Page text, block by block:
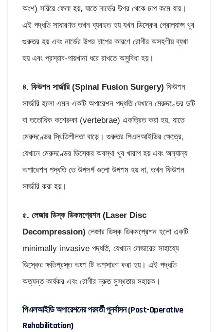
অংশ) সরিয়ে ফেলা হয়, যাতে নার্ভের উপর থেকে চাপ কমে যায়।
এই পদ্ধতি সাধারণত তখন ব্যবহৃত হয় যখন ডিস্কের প্রোল্যাপ্স খুব
গুরুতর হয় এবং নার্ভের উপর চাপের কারণে রোগীর অসহণীয় ব্যথা
হয় এবং প্রস্রাব-পায়খানা ধরে রাখতে অসুবিধা হয়।
৪. ফিউশন সার্জারি (Spinal Fusion Surgery) ফিউশন
সার্জারি হলো এমন একটি অপারেশন পদ্ধতি যেখানে মেরুদণ্ডের দুটি
বা ততোধিক কশেরুকা (vertebrae) একত্রিত করা হয়, যাতে
মেরুদণ্ডের স্থিতিশীলতা বাড়ে। গুরুতর পিএলআইডির ক্ষেত্রে,
যেখানে মেরুদণ্ডের ডিস্কের অবস্থা খুব খারাপ হয় এবং অন্যান্য
অপারেশন পদ্ধতি তে উপসর্গ গুলো উপশম হয় না, তখন ফিউশন
সার্জারি করা হয়।
৫. লেজার ডিস্ক ডিকমপ্রেশন (Laser Disc
Decompression) লেজার ডিস্ক ডিকমপ্রেশন হলো একটি
minimally invasive পদ্ধতি, যেখানে লেজারের সাহায্যে
ডিস্কের ক্ষতিগ্রস্ত অংশ টি অপসারণ করা হয়। এই পদ্ধতি
অত্যন্ত কার্যকর এবং রোগীর দ্রুত সুস্থতায় সহায়ক।
পিএলআইডি অপারেশনের পরবর্তী পুনর্বাসন (Post-Operative
Rehabilitation)